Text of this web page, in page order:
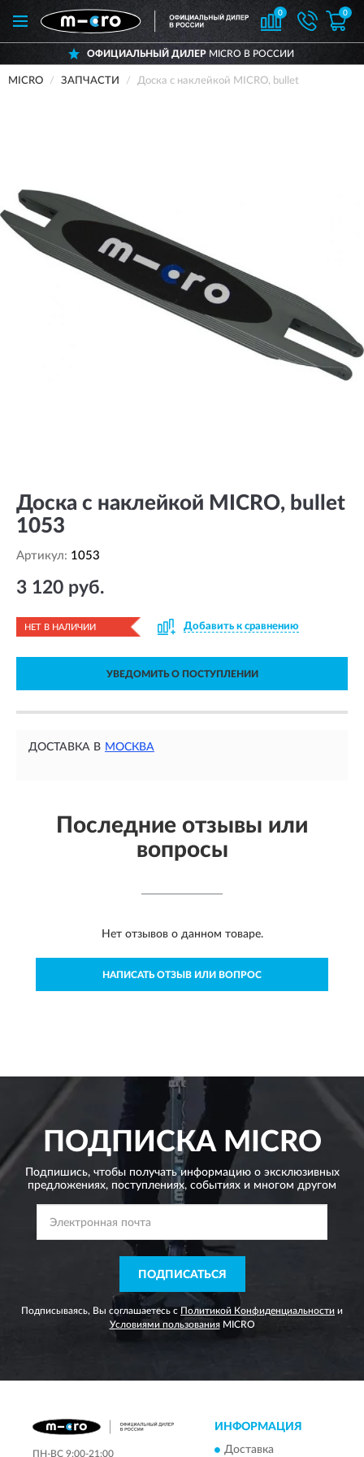
0 0
ОФИЦИАЛЬНЫЙ ДИЛЕР MICRO В РОССИИ
MICRO ЗАПЧАСТИ Доска с наклейкой MICRO, bullet
Доска с наклейкой MICRO, bullet
1053
Артикул: 1053
3 120 руб.
НЕТ В НАЛИЧИИ Добавить к сравнению
УВЕДОМИТЬ О ПОСТУПЛЕНИИ
ДОСТАВКА В МОСКВА
Последние отзывы или
вопросы
Нет отзывов о данном товаре.
НАПИСАТЬ ОТЗЫВ ИЛИ ВОПРОС
ПОДПИСКАMICRO
Подпишись, чтобы получать информацию о эксклюзивных
предложениях, поступлениях, событиях и многом другом
ПОДПИСАТЬСЯ
Подписываясь, Вы соглашаетесь с Политикой Конфиденциальности и
Условиями пользованияMICRO
ПН-ВС 9:00-21:00
ИНФОРМАЦИЯ
Доставка